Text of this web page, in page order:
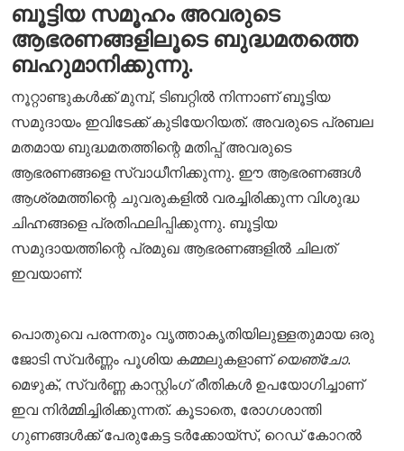
ബൂട്ടിയ സമൂഹം അവരുടെ
ആഭരണങ്ങളിലൂടെ ബുദ്ധമതത്തെ
ബഹുമാനിക്കുന്നു.
നൂറ്റാണ്ടുകൾക്ക് മുമ്പ്, ടിബറ്റിൽ നിന്നാണ് ബൂട്ടിയ
സമുദായം ഇവിടേക്ക് കുടിയേറിയത്. അവരുടെ പ്രബല
മതമായ ബുദ്ധമതത്തിന്റെ മതിപ്പ് അവരുടെ
ആഭരണങ്ങളെ സ്വാധീനിക്കുന്നു. ഈ ആഭരണങ്ങൾ
ആശ്രമത്തിന്റെ ചുവരുകളിൽ വരച്ചിരിക്കുന്ന വിശുദ്ധ
ചിഹ്നങ്ങളെ പ്രതിഫലിപ്പിക്കുന്നു. ബൂട്ടിയ
സമുദായത്തിന്റെ പ്രമുഖ ആഭരണങ്ങളിൽ ചിലത്
ഇവയാണ്:
പൊതുവെ പരന്നതും വൃത്താകൃതിയിലുള്ളതുമായ ഒരു
ജോടി സ്വർണ്ണം പൂശിയ കമ്മലുകളാണ്യെഞ്ചോ.
മെഴുക്, സ്വർണ്ണ കാസ്റ്റിംഗ് രീതികൾ ഉപയോഗിച്ചാണ്
ഇവ നിർമ്മിച്ചിരിക്കുന്നത്. കൂടാതെ, രോഗശാന്തി
ഗുണങ്ങൾക്ക് പേരുകേട്ട ടർക്കോയ്സ്, റെഡ് കോറൽ